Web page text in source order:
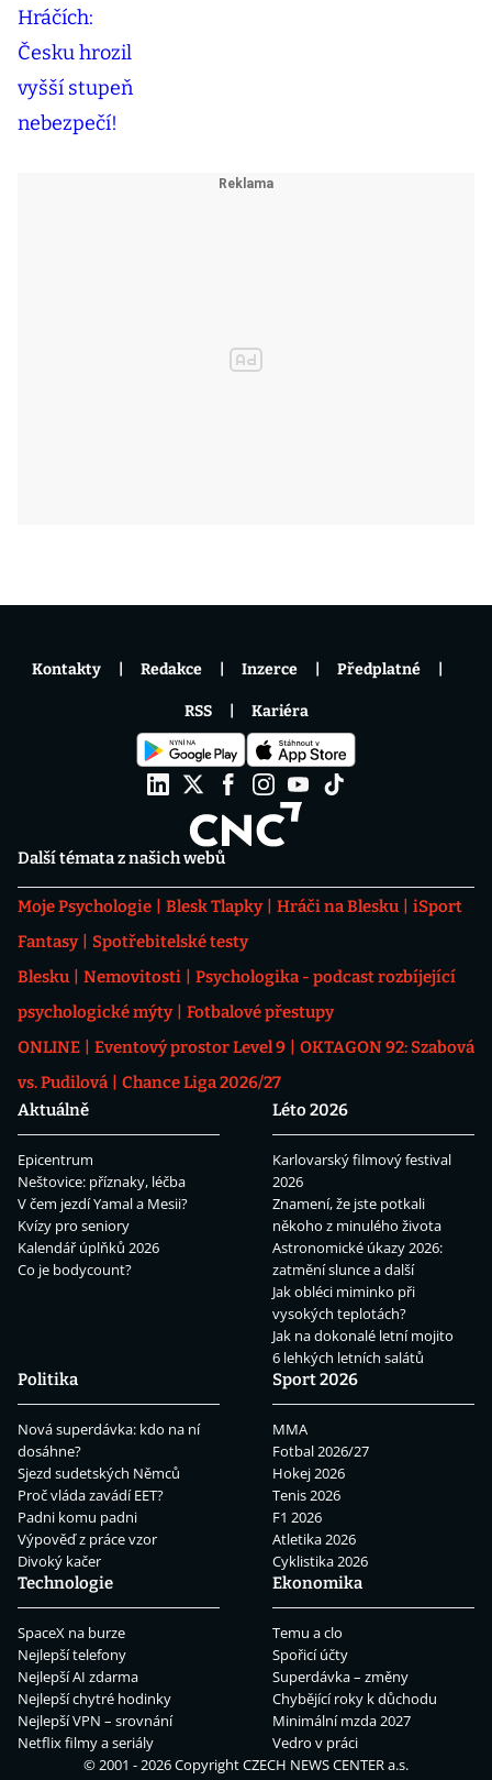
Další témata z našich webů
Moje Psychologie Blesk Tlapky Hráči na Blesku
iSport
Fantasy
Spotřebitelské testy
Blesku
Nemovitosti
Psychologika - podcast rozbíjející
psychologické mýty
Fotbalové přestupy
ONLINE
Eventový prostor Level 9
OKTAGON 92: Szabová
vs. Pudilová
Chance Liga 2026/27
Aktuálně
Epicentrum
Neštovice: příznaky, léčba
V čem jezdí Yamal a Mesii?
Kvízy pro seniory
Kalendář úplňků 2026
Co je bodycount?
Léto 2026
Karlovarský filmový festival
2026
Znamení, že jste potkali
někoho z minulého života
Astronomické úkazy 2026:
zatmění slunce a další
Jak obléci miminko při
vysokých teplotách?
Jak na dokonalé letní mojito
6 lehkých letních salátů
Politika
Nová superdávka: kdo na ní
dosáhne?
Sjezd sudetských Němců
Proč vláda zavádí EET?
Padni komu padni
Výpověď z práce vzor
Divoký kačer
Sport 2026
MMA
Fotbal 2026/27
Hokej 2026
Tenis 2026
F1 2026
Atletika 2026
Cyklistika 2026
Technologie
SpaceX na burze
Nejlepší telefony
Nejlepší AI zdarma
Nejlepší chytré hodinky
Nejlepší VPN – srovnání
Netflix filmy a seriály
Ekonomika
Temu a clo
Spořicí účty
Superdávka – změny
Chybějící roky k důchodu
Minimální mzda 2027
Vedro v práci
Kontakty Redakce Inzerce Předplatné
RSS Kariéra
© 2001 - 2026 CopyrightCZECH NEWS CENTER a.s.